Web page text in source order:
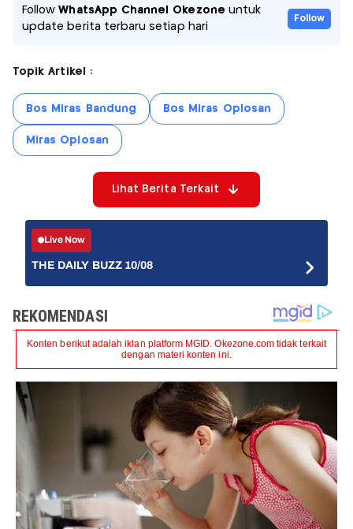
FollowWhatsApp Channel Okezone untuk
update berita terbaru setiap hari
Follow
Topik Artikel :
Bos Miras Bandung Bos Miras Oplosan
Miras Oplosan
Lihat Berita Terkait
Live Now
THE DAILY BUZZ 10/08